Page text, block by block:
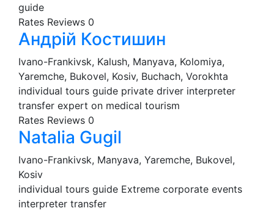
guide
Rates Reviews 0
Андрій Костишин
Ivano-Frankivsk, Kalush, Manyava, Kolomiya,
Yaremche, Bukovel, Kosiv, Buchach, Vorokhta
individual tours guide private driver interpreter
transfer expert on medical tourism
Rates Reviews 0
Natalia Gugil
Ivano-Frankivsk, Manyava, Yaremche, Bukovel,
Kosiv
individual tours guide Extreme corporate events
interpreter transfer